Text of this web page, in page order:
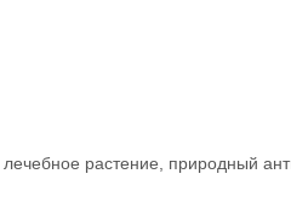
лечебное растение, природный